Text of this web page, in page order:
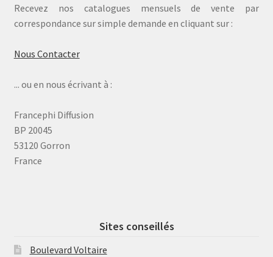
Recevez nos catalogues mensuels de vente par
correspondance sur simple demande en cliquant sur :
Nous Contacter
... ou en nous écrivant à :
Francephi Diffusion
BP 20045
53120 Gorron
France
Sites conseillés
Boulevard Voltaire